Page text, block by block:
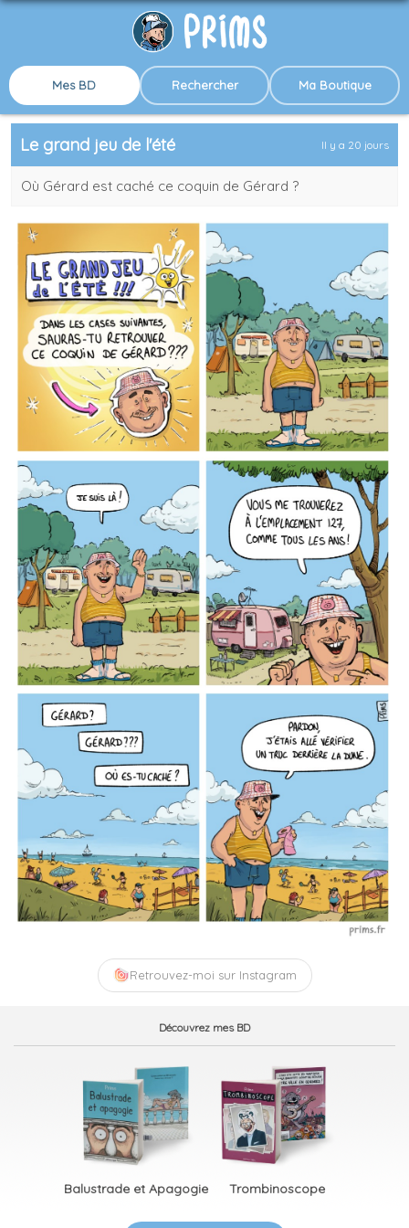
Mes BD Rechercher Ma Boutique
Le grand jeu de l'été Il y a 20 jours
Où Gérard est caché ce coquin de Gérard ?
Retrouvez-moi sur Instagram
Découvrez mes BD
Balustrade et Apagogie Trombinoscope